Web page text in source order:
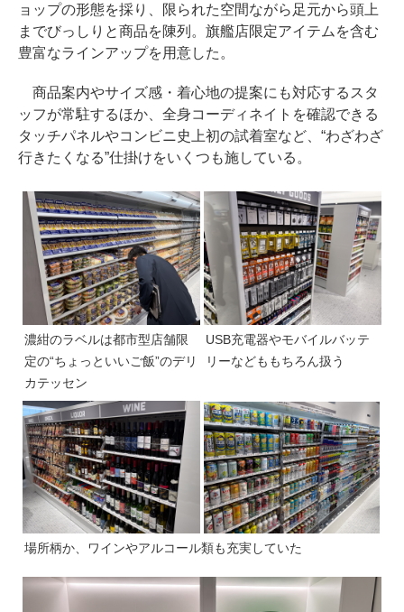
ョップの形態を採り、限られた空間ながら足元から頭上
までびっしりと商品を陳列。旗艦店限定アイテムを含む
豊富なラインアップを用意した。
商品案内やサイズ感・着心地の提案にも対応するスタ
ッフが常駐するほか、全身コーディネイトを確認できる
タッチパネルやコンビニ史上初の試着室など、“わざわざ
行きたくなる”仕掛けをいくつも施している。
濃紺のラベルは都市型店舗限
定の“ちょっといいご飯”のデリ
カテッセン
USB充電器やモバイルバッテ
リーなどももちろん扱う
場所柄か、ワインやアルコール類も充実していた